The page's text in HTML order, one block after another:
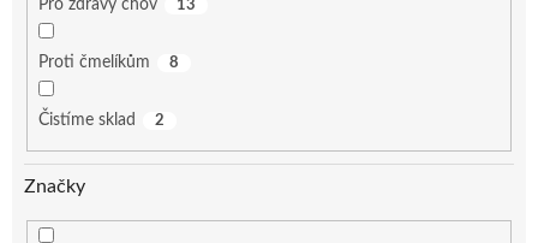
Pro zdravý chov 13
Proti čmelíkům 8
Čistíme sklad 2
Značky